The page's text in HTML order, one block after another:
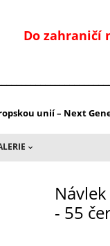
Do zahraničí
unií – Next
- 55